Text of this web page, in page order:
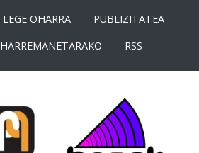
LEGE OHARRA
PUBLIZITATEA
HARREMANETARAKO RSS